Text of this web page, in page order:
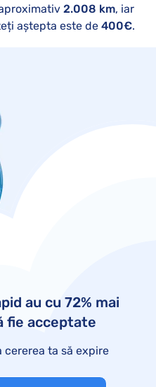
2.008 km, iar
aștepta este de 400€.
au cu 72% mai
fie acceptate
ta să expire